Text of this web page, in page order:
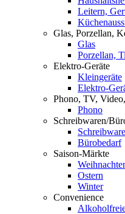
Leitern,
Glas, Porzellan,
Glas
Porzellan,
Elektro-Geräte
Kleingeräte
Elektro-
Phono, TV, Video,
Phono
Schreibwaren/
Bürobedarf
Saison-Märkte
Ostern
Winter
Convenience